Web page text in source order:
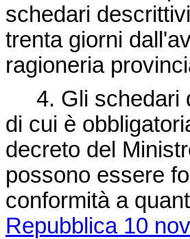
schedari
trenta giorni
ragioneria
4. Gli schedari
di cui è
decreto del
possono essere
conformità a
Repubblica 10